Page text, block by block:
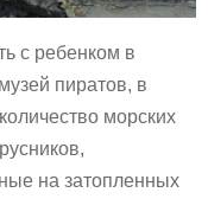
с ребенком в
пиратов, в
морских
на затопленных